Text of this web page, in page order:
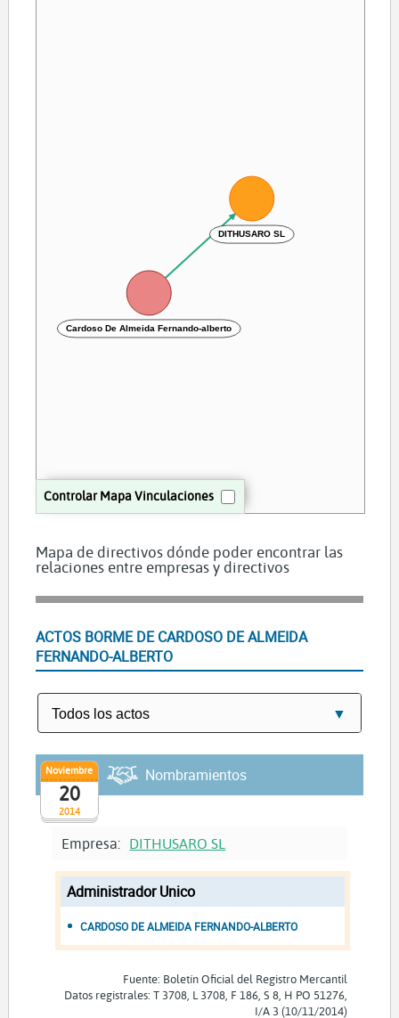
Controlar Mapa Vinculaciones
DITHUSARO SL
Cardoso De Almeida Fernando-alberto
Mapa de directivos dónde poder encontrar las
relaciones entre empresas y directivos
ACTOS BORME DE CARDOSO DE ALMEIDA
FERNANDO-ALBERTO
2014
Noviembre
20
Nombramientos
Empresa: DITHUSARO SL
Administrador Unico
CARDOSO DE ALMEIDA FERNANDO-ALBERTO
Fuente: Boletín Oficial del Registro Mercantil
Datos registrales: T 3708, L 3708, F 186, S 8, H PO 51276,
I/A 3 (10/11/2014)